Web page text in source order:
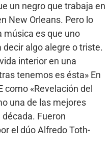
un negro que trabaja en
New Orleans. Pero lo
música es que uno
decir algo alegre o triste.
interior en una
tenemos es ésta» En
como «Revelación del
una de las mejores
Fueron
el dúo Alfredo Toth-